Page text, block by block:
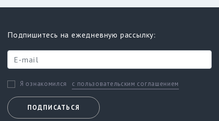
Подпишитесь на ежедневную рассылку:
Я ознакомился с пользовательским соглашением
ПОДПИСАТЬСЯ